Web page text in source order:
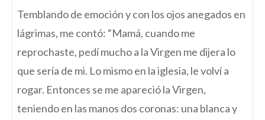
Temblando de emoción y con los ojos anegados en
lágrimas, me contó: “Mamá, cuando me
reprochaste, pedí mucho a la Virgen me dijera lo
que sería de mi. Lo mismo en la iglesia, le volví a
rogar. Entonces se me apareció la Virgen,
teniendo en las manos dos coronas: una blanca y